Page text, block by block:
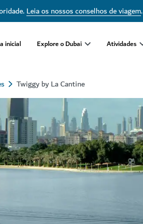
Leia os nossos conselhos de viagem.
inicial Explore o Dubai Atividades
Twiggy by La Cantine